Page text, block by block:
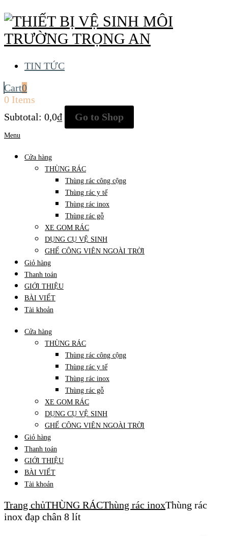
TIN TỨC
Cart0
0 Items
Subtotal: 0,0₫ Go to Shop
Menu
Cửa hàng
THÙNG RÁC
Thùng rác công cộng
Thùng rác y tế
Thùng rác inox
Thùng rác gỗ
XE GOM RÁC
DỤNG CỤ VỆ SINH
GHẾ CÔNG VIÊN NGOÀI TRỜI
Giỏ hàng
Thanh toán
GIỚI THIỆU
BÀI VIẾT
Tài khoản
Cửa hàng
THÙNG RÁC
Thùng rác công cộng
Thùng rác y tế
Thùng rác inox
Thùng rác gỗ
XE GOM RÁC
DỤNG CỤ VỆ SINH
GHẾ CÔNG VIÊN NGOÀI TRỜI
Giỏ hàng
Thanh toán
GIỚI THIỆU
BÀI VIẾT
Tài khoản
Trang chủTHÙNG RÁCThùng rác inoxThùng rác
inox đạp chân 8 lít